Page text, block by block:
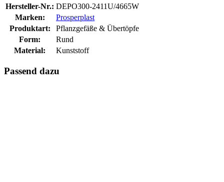
Hersteller-Nr.: DEPO300-2411U/4665W
Marken:
Prosperplast
Produktart:
Pflanzgefäße & Übertöpfe
Form:
Rund
Material:
Kunststoff
Passend dazu